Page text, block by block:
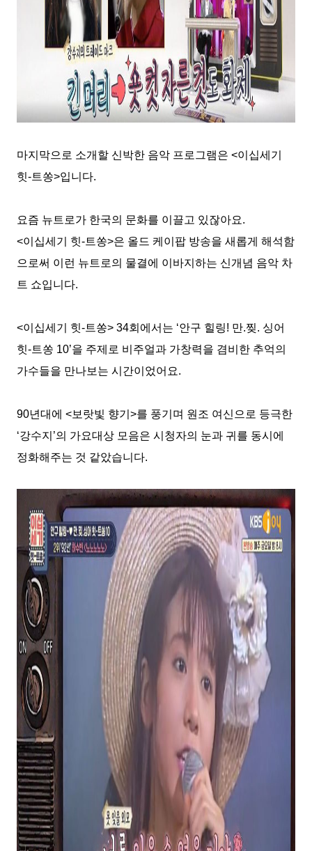
마지막으로 소개할 신박한 음악 프로그램은 <이십세기
힛-트쏭>입니다.
요즘 뉴트로가 한국의 문화를 이끌고 있잖아요.
<이십세기 힛-트쏭>은 올드 케이팝 방송을 새롭게 해석함
으로써 이런 뉴트로의 물결에 이바지하는 신개념 음악 차
트 쇼입니다.
<이십세기 힛-트쏭> 34회에서는 ‘안구 힐링! 만.찢. 싱어
힛-트쏭 10’을 주제로 비주얼과 가창력을 겸비한 추억의
가수들을 만나보는 시간이었어요.
90년대에 <보랏빛 향기 >를 풍기며 원조 여신으로 등극한
‘강수지 ’의 가요대상 모음은 시청자의 눈과 귀를 동시에
정화해주는 것 같았습니다.